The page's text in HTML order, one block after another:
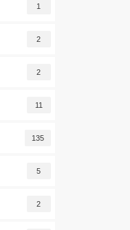
1
2
2
11
135
5
2